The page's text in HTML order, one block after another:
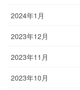
2024年1月
2023年12月
2023年11月
2023年10月